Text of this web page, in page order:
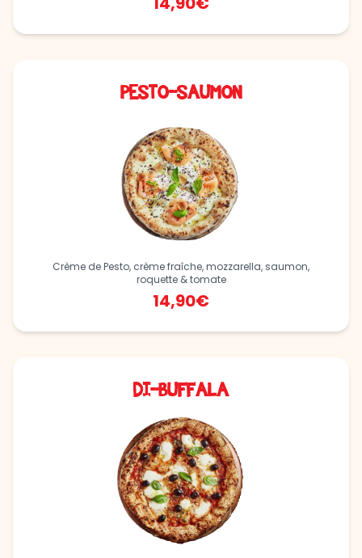
PESTO-SAUMON
Crème de Pesto, crème fraîche, mozzarella, saumon,
roquette & tomate
14,90€
DI-BUFFALA